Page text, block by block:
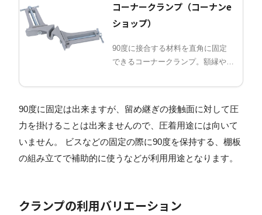
コーナークランプ（コーナンe
ショップ）
90度に接合する材料を直角に固定
できるコーナークランプ。額縁やパ
90度に固定は出来ますが、留め継ぎの接触面に対して圧
力を掛けることは出来ませんので、圧着用途には向いて
いません。 ビスなどの固定の際に90度を保持する、棚板
の組み立てで補助的に使うなどが利用用途となります。
クランプの利用バリエーション